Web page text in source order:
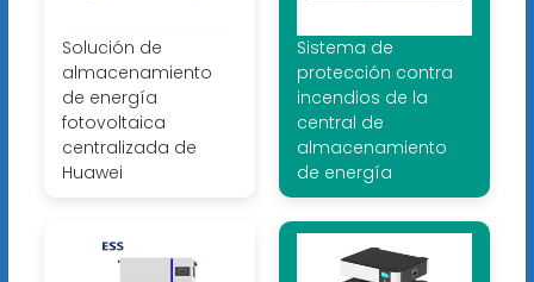
Solución de
almacenamiento
de energía
fotovoltaica
centralizada de
Huawei
Sistema de
protección contra
incendios de la
central de
almacenamiento
de energía